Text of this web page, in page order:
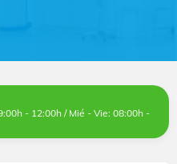
- 12:00h / Mié - Vie: 08:00h -